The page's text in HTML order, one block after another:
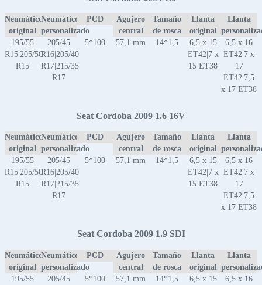
Neumático
original
Neumático
personalizado
PCD
Agujero
central
Tamaño
de rosca
Llanta
original
Llanta
195/55
R15|205/50
R15
205/45
R16|205/40
R17|215/35
R17
5*100 57,1 mm 14*1,5
6,5 x 15
ET42|7 x
15 ET38
6,5 x 16
ET42|7 x
17
ET42|7,5
x 17 ET38
Seat Cordoba 2009 1.6 16V
Neumático
original
Neumático
personalizado
PCD
Agujero
central
Tamaño
de rosca
Llanta
original
Llanta
195/55
R15|205/50
R15
205/45
R16|205/40
R17|215/35
R17
5*100 57,1 mm 14*1,5
6,5 x 15
ET42|7 x
15 ET38
6,5 x 16
ET42|7 x
17
ET42|7,5
x 17 ET38
Seat Cordoba 2009 1.9 SDI
Neumático
original
Neumático
personalizado
PCD
Agujero
central
Tamaño
de rosca
Llanta
original
Llanta
195/55
205/45
5*100 57,1 mm 14*1,5
6,5 x 15
6,5 x 16